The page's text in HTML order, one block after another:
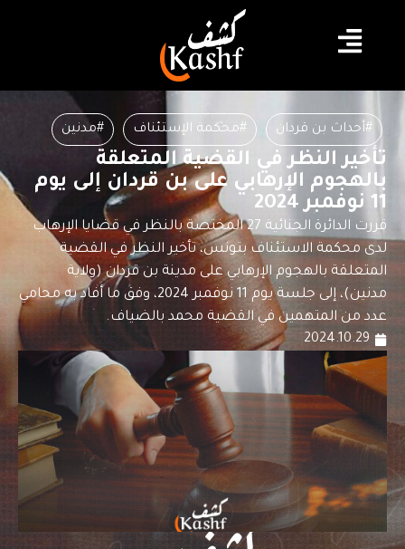
#أحداث بن قردان #محكمة الإستئناف #مدنين
تأخير النظر في القضية المتعلقة
بالهجوم الإرهابي على بن قردان إلى يوم
11 نوفمبر 2024
قررت الدائرة الجنائية 27 المختصة بالنظر في قضايا الإرهاب
لدى محكمة الاستئناف بتونس، تأخير النظر في القضية
المتعلقة بالهجوم الإرهابي على مدينة بن قردان (ولاية
مدنين)، إلى جلسة يوم 11 نوفمبر 2024، وفق ما أفاد به محامي
عدد من المتهمين في القضية محمد بالضياف.
2024.10.29